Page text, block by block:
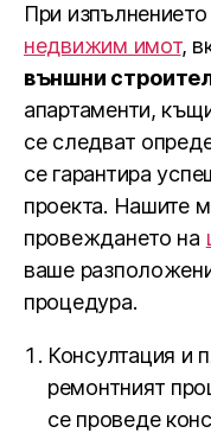
При изпълнението
недвижим имот,
външни
апартаменти,
се следват
се гарантира
проекта. Нашите
провеждането на
ваше
процедура.
Консултация и
ремонтният
се проведе